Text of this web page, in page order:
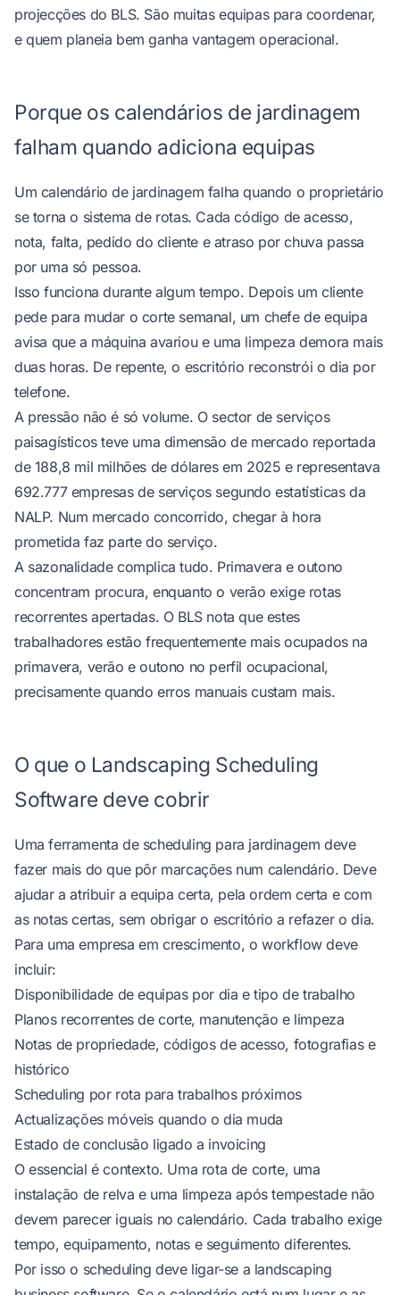
projecções do BLS. São muitas equipas para coordenar,
e quem planeia bem ganha vantagem operacional.
Porque os calendários de jardinagem
falham quando adiciona equipas
Um calendário de jardinagem falha quando o proprietário
se torna o sistema de rotas. Cada código de acesso,
nota, falta, pedido do cliente e atraso por chuva passa
por uma só pessoa.
Isso funciona durante algum tempo. Depois um cliente
pede para mudar o corte semanal, um chefe de equipa
avisa que a máquina avariou e uma limpeza demora mais
duas horas. De repente, o escritório reconstrói o dia por
telefone.
A pressão não é só volume. O sector de serviços
paisagísticos teve uma dimensão de mercado reportada
de 188,8 mil milhões de dólares em 2025 e representava
692.777 empresas de serviços segundo estatísticas da
NALP. Num mercado concorrido, chegar à hora
prometida faz parte do serviço.
A sazonalidade complica tudo. Primavera e outono
concentram procura, enquanto o verão exige rotas
recorrentes apertadas. O BLS nota que estes
trabalhadores estão frequentemente mais ocupados na
primavera, verão e outono no perfil ocupacional,
precisamente quando erros manuais custam mais.
O que o Landscaping Scheduling
Software deve cobrir
Uma ferramenta de scheduling para jardinagem deve
fazer mais do que pôr marcações num calendário. Deve
ajudar a atribuir a equipa certa, pela ordem certa e com
as notas certas, sem obrigar o escritório a refazer o dia.
Para uma empresa em crescimento, o workflow deve
incluir:
Disponibilidade de equipas por dia e tipo de trabalho
Planos recorrentes de corte, manutenção e limpeza
Notas de propriedade, códigos de acesso, fotografias e
histórico
Scheduling por rota para trabalhos próximos
Actualizações móveis quando o dia muda
Estado de conclusão ligado a invoicing
O essencial é contexto. Uma rota de corte, uma
instalação de relva e uma limpeza após tempestade não
devem parecer iguais no calendário. Cada trabalho exige
tempo, equipamento, notas e seguimento diferentes.
Por isso o scheduling deve ligar-se a landscaping